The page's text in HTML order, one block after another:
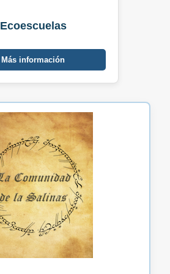
Ecoescuelas
Más información